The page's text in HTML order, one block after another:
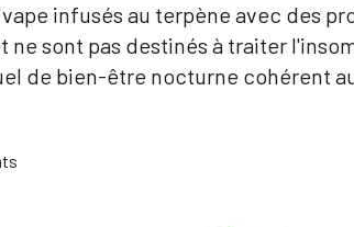
infusés au terpène avec des
ne sont pas destinés à traiter
de bien-être nocturne cohérent